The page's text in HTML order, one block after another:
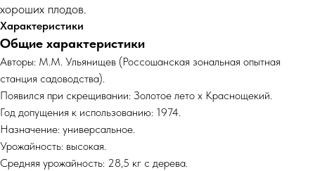
хороших плодов.
Характеристики
Общие характеристики
Авторы: М.М. Ульянищев (Россошанская зональная опытная
станция садоводства).
Появился при скрещивании: Золотое лето x Краснощекий.
Год допущения к использованию: 1974.
Назначение: универсальное.
Урожайность: высокая.
Средняя урожайность: 28,5 кг с дерева.